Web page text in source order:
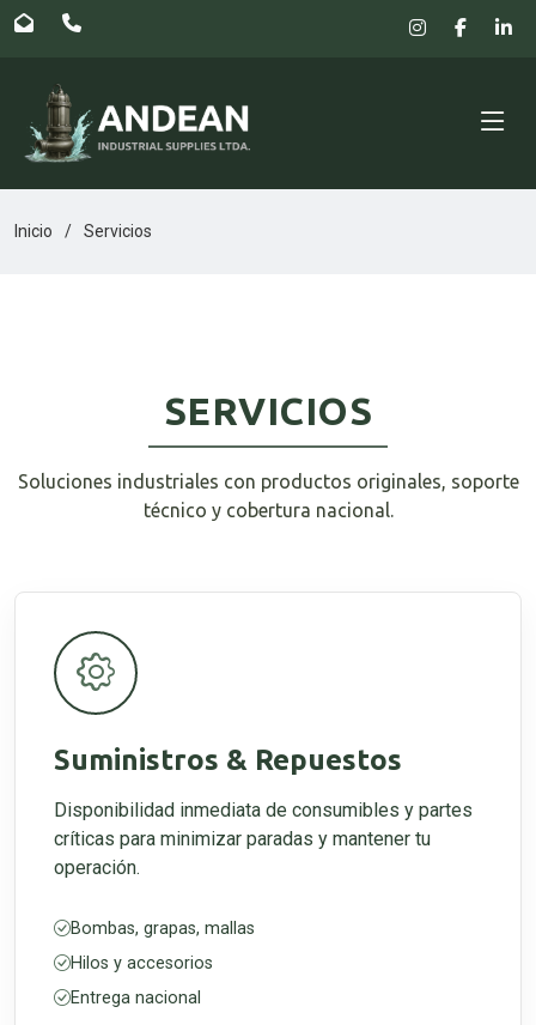
Inicio Servicios
SERVICIOS
Soluciones industriales con productos originales, soporte
técnico y cobertura nacional.
Suministros & Repuestos
Disponibilidad inmediata de consumibles y partes
críticas para minimizar paradas y mantener tu
operación.
Bombas, grapas, mallas
Hilos y accesorios
Entrega nacional